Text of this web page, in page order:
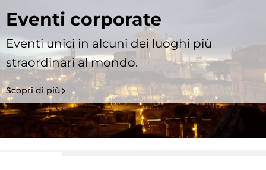
Eventi corporate
Eventi unici in alcuni dei luoghi più
straordinari al mondo.
Scopri di più